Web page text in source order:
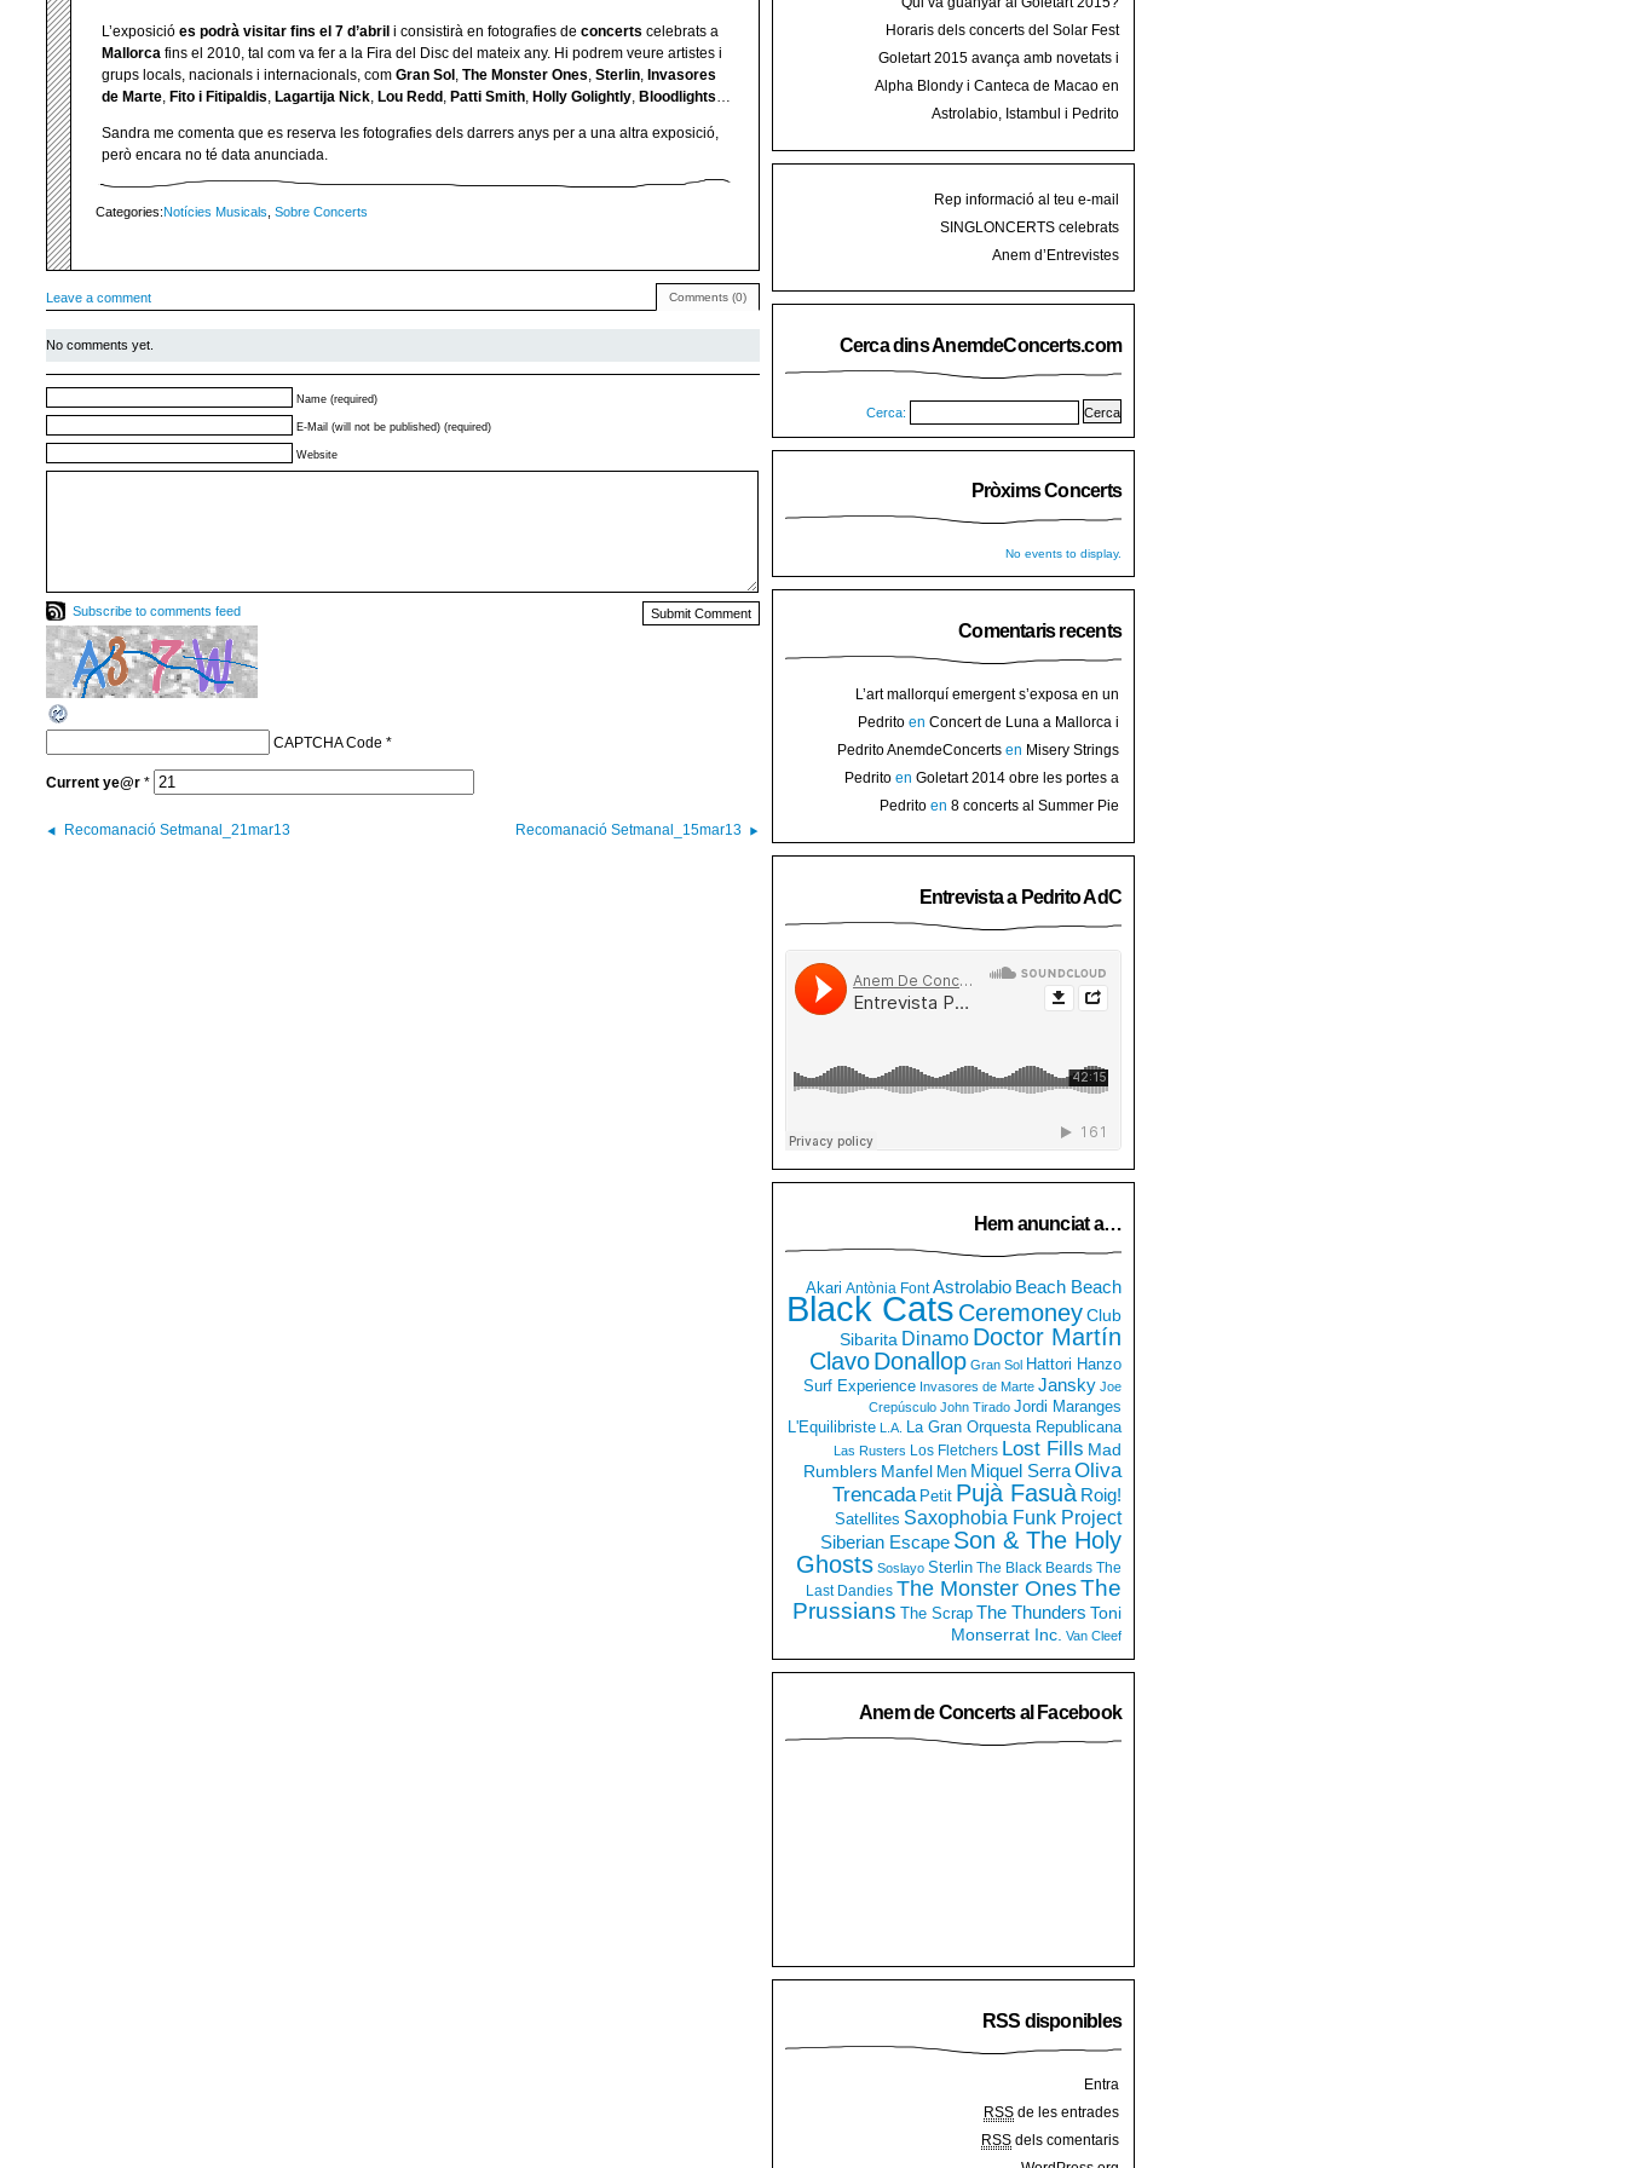
L’exposició es podrà visitar fins el 7 d’abril i consistirà en fotografies de concerts celebrats a
Mallorca fins el 2010, tal com va fer a la Fira del Disc del mateix any. Hi podrem veure artistes i
grups locals, nacionals i internacionals, com Gran Sol , The Monster Ones, Sterlin, Invasores
de Marte, Fito i Fitipaldis, Lagartija Nick, Lou Redd , Patti Smith, Holly Golightly, Bloodlights…
Sandra me comenta que es reserva les fotografies dels darrers anys per a una altra exposició,
però encara no té data anunciada.
Categories:Notícies Musicals Sobre Concerts
Comments (0)
Leave a comment
No comments yet.
Name (required)
E-Mail (will not be published) (required)
Website
Subscribe to comments feed
CAPTCHA Code *
Current ye@r *
Recomanació Setmanal_21mar13 Recomanació Setmanal_15mar13
Horaris dels concerts del Solar Fest
2015 a Mallorca
Goletart 2015 avança amb novetats i
encetarà la LI Festa des Vermar amb art
Alpha Blondy i Canteca de Macao en
concert al Mallorca Roots Festival
Astrolabio, Istambul i Pedrito
Rep informació al teu e-mail
SINGLONCERTS celebrats
Anem d’Entrevistes
Cerca dins AnemdeConcerts.com
Cerca:
Pròxims Concerts
No events to display.
Comentaris recents
L’art mallorquí emergent s’exposa en un
carrer de Binissalem ⋆ Noticias de hoy
en
Binissalem
Pedrito en Concert de Luna a Mallorca i
sorteig d’entrades
Pedrito AnemdeConcerts en Misery Strings
presenten nou disc al Teatre Mar i Terra de
Pedrito en Goletart 2014 obre les portes a
l’art de Binissalem
Pedrito en 8 concerts al Summer Pie
Entrevista a Pedrito AdC
Hem anunciat a…
Akari Antònia Font Astrolabio Beach Beach
Black Cats CeremoneyClub
Sibarita Dinamo Doctor Martín
ClavoDonallop Gran Sol Hattori Hanzo
Surf Experience Invasores de Marte Jansky Joe
Crepúsculo John Tirado Jordi Maranges
L'Equilibriste L.A. La Gran Orquesta Republicana
Las Rusters Los Fletchers Lost Fills Mad
Rumblers Manfel Men Miquel SerraOliva
Trencada Petit Pujà Fasuà Roig!
Satellites Saxophobia Funk Project
Siberian Escape Son & The Holy
Ghosts Soslayo Sterlin The Black Beards The
Last Dandies The Monster OnesThe
Prussians The Scrap The Thunders Toni
Monserrat Inc. Van Cleef
Anem de Concerts al Facebook
RSS disponibles
Entra
RSS de les entrades
RSS dels comentaris